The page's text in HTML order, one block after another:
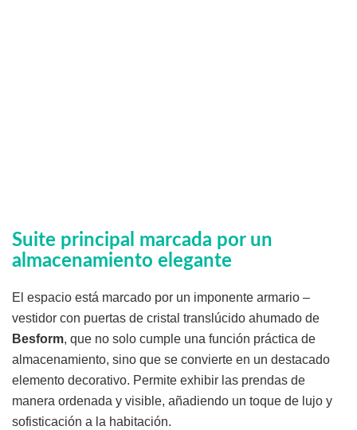
Suite principal marcada por un
almacenamiento elegante
El espacio está marcado por un imponente armario –
vestidor con puertas de cristal translúcido ahumado de
Besform, que no solo cumple una función práctica de
almacenamiento, sino que se convierte en un destacado
elemento decorativo. Permite exhibir las prendas de
manera ordenada y visible, añadiendo un toque de lujo y
sofisticación a la habitación.